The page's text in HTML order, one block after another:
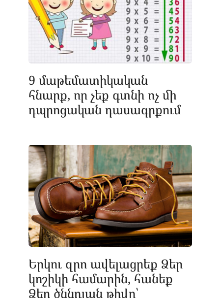
9 մաթեմատիկական
հնարք, որ չեք գտնի ոչ մի
դպրոցական դասագրքում
Երկու զրո ավելացրեք Ձեր
կոշիկի համարին, հանեք
Ձեր ծննդյան թիվը՝